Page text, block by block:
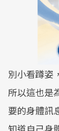
別小看蹲姿
所以這也是
要的身體訊